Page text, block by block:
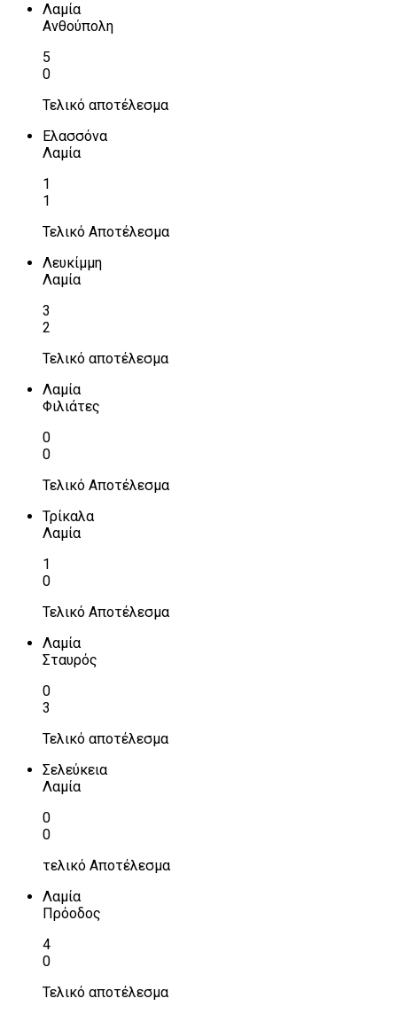
Λαμία
Ανθούπολη
5
0
Τελικό αποτέλεσμα
Ελασσόνα
Λαμία
1
1
Τελικό Αποτέλεσμα
Λευκίμμη
Λαμία
3
2
Τελικό αποτέλεσμα
Λαμία
Φιλιάτες
0
0
Τελικό Αποτέλεσμα
Τρίκαλα
Λαμία
1
0
Τελικό Αποτέλεσμα
Λαμία
Σταυρός
0
3
Τελικό αποτέλεσμα
Σελεύκεια
Λαμία
0
0
τελικό Αποτέλεσμα
Λαμία
Πρόοδος
4
0
Τελικό αποτέλεσμα